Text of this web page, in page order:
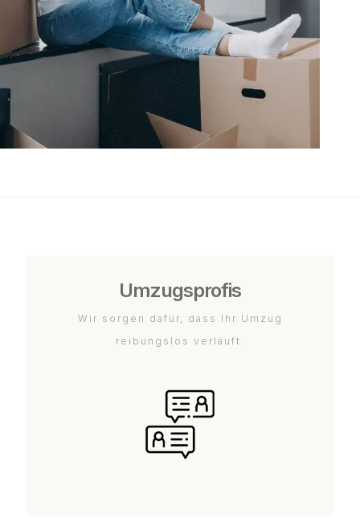
Umzugsprofis
Wir sorgen dafür, dass Ihr Umzug
reibungslos verläuft.